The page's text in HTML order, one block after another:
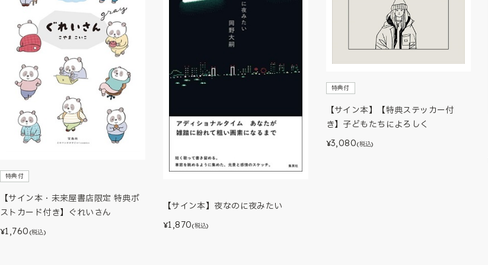
特典付
【サイン本・未来屋書店限定 特典ポ
ストカード付き】ぐれいさん
¥1,760 (税込)
【サイン本】夜なのに夜みたい
¥1,870(税込)
特典付
【サイン本】【特典ステッカー付
き】子どもたちによろしく
¥3,080(税込)